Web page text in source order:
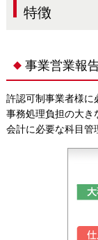
特徴
事業営業報
許認可制事業者様に
事務処理負担の大き
会計に必要な科目管